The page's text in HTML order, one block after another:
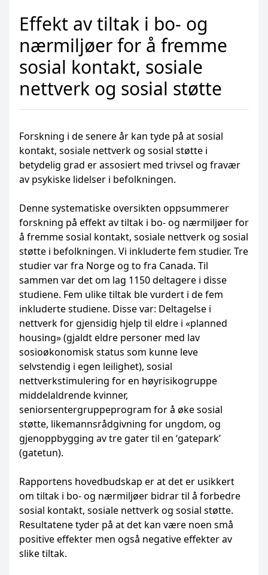
Effekt av tiltak i bo- og
nærmiljøer for å fremme
sosial kontakt, sosiale
nettverk og sosial støtte
Forskning i de senere år kan tyde på at sosial
kontakt, sosiale nettverk og sosial støtte i
betydelig grad er assosiert med trivsel og fravær
av psykiske lidelser i befolkningen.
Denne systematiske oversikten oppsummerer
forskning på effekt av tiltak i bo- og nærmiljøer for
å fremme sosial kontakt, sosiale nettverk og sosial
støtte i befolkningen. Vi inkluderte fem studier. Tre
studier var fra Norge og to fra Canada. Til
sammen var det om lag 1150 deltagere i disse
studiene. Fem ulike tiltak ble vurdert i de fem
inkluderte studiene. Disse var: Deltagelse i
nettverk for gjensidig hjelp til eldre i «planned
housing» (gjaldt eldre personer med lav
sosioøkonomisk status som kunne leve
selvstendig i egen leilighet), sosial
nettverkstimulering for en høyrisikogruppe
middelaldrende kvinner,
seniorsentergruppeprogram for å øke sosial
støtte, likemannsrådgivning for ungdom, og
gjenoppbygging av tre gater til en ‘gatepark’
(gatetun).
Rapportens hovedbudskap er at det er usikkert
om tiltak i bo- og nærmiljøer bidrar til å forbedre
sosial kontakt, sosiale nettverk og sosial støtte.
Resultatene tyder på at det kan være noen små
positive effekter men også negative effekter av
slike tiltak.